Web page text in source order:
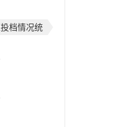
档情况统